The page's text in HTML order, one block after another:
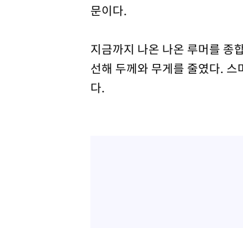
문이다.
지금까지 나온 나온 루머를 종
선해 두께와 무게를 줄였다.
다.